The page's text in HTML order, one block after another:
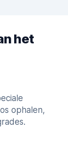
het
ophalen,